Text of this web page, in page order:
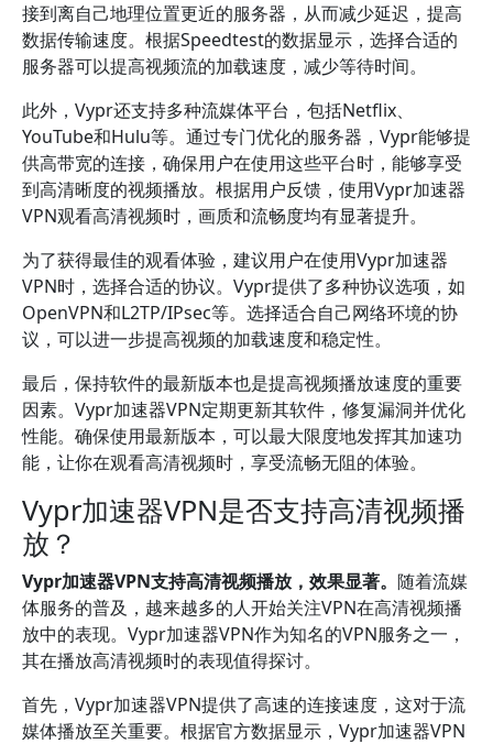
接到离自己地理位置更近的服务器，从而减少延迟，提高
数据传输速度。根据Speedtest的数据显示，选择合适的
服务器可以提高视频流的加载速度，减少等待时间。
此外，Vypr还支持多种流媒体平台，包括Netflix、
YouTube和Hulu等。通过专门优化的服务器，Vypr能够提
供高带宽的连接，确保用户在使用这些平台时，能够享受
到高清晰度的视频播放。根据用户反馈，使用Vypr加速器
VPN观看高清视频时，画质和流畅度均有显著提升。
为了获得最佳的观看体验，建议用户在使用Vypr加速器
VPN时，选择合适的协议。Vypr提供了多种协议选项，如
OpenVPN和L2TP/IPsec等。选择适合自己网络环境的协
议，可以进一步提高视频的加载速度和稳定性。
最后，保持软件的最新版本也是提高视频播放速度的重要
因素。Vypr加速器VPN定期更新其软件，修复漏洞并优化
性能。确保使用最新版本，可以最大限度地发挥其加速功
能，让你在观看高清视频时，享受流畅无阻的体验。
Vypr加速器VPN是否支持高清视频播
放？
Vypr加速器VPN支持高清视频播放，效果显著。 随着流媒
体服务的普及，越来越多的人开始关注VPN在高清视频播
放中的表现。Vypr加速器VPN作为知名的VPN服务之一，
其在播放高清视频时的表现值得探讨。
首先，Vypr加速器VPN提供了高速的连接速度，这对于流
媒体播放至关重要。根据官方数据显示，Vypr加速器VPN